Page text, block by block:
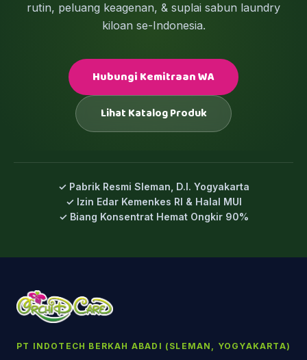
rutin, peluang keagenan, & suplai sabun laundry
kiloan se-Indonesia.
Hubungi Kemitraan WA
Lihat Katalog Produk
✓ Pabrik Resmi Sleman, D.I. Yogyakarta
✓ Izin Edar Kemenkes RI & Halal MUI
✓ Biang Konsentrat Hemat Ongkir 90%
PT INDOTECH BERKAH ABADI (SLEMAN, YOGYAKARTA)